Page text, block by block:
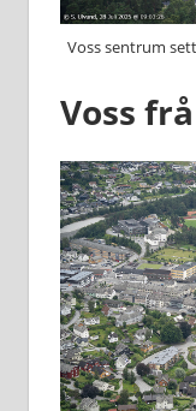
Voss sentrum
Voss